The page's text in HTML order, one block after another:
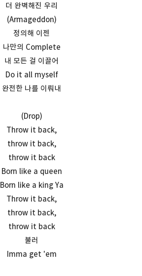
더 완벽해진 우리
(Armageddon)
정의해 이젠
나만의 Complete
내 모든 걸 이끌어
Do it all myself
완전한 나를 이뤄내
(Drop)
Throw it back,
throw it back,
throw it back
Born like a queen
Born like a king Ya
Throw it back,
throw it back,
throw it back
불러
Imma get 'em